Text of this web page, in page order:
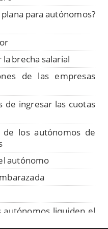
para autónomos?
brecha salarial
de las empresas
de ingresar las cuotas
los autónomos de
autónomo
autónomos liquiden el